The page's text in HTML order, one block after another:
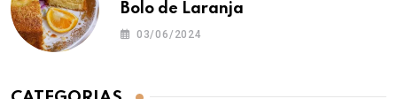
Bolo de Laranja
03/06/2024